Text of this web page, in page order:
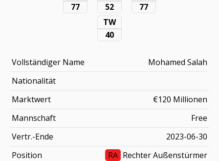
77
52
77
TW
40
Vollständiger Name
Mohamed Salah
Nationalität
Marktwert
€120 Millionen
Mannschaft
Free
Vertr.-Ende
2023-06-30
Position
RA Rechter Außenstürmer